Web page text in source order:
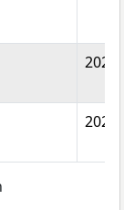
2022
2022